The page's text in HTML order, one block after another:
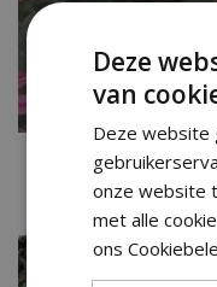
Deze
van
Deze website
onze website
met alle
ons